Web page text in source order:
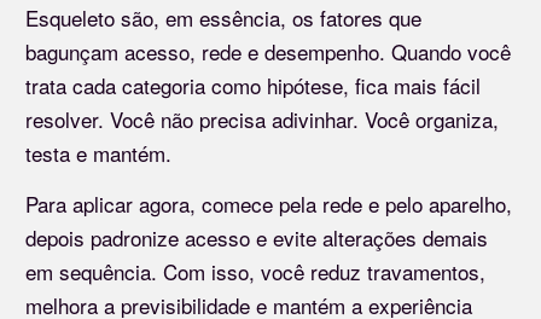
Esqueleto são, em essência, os fatores que
bagunçam acesso, rede e desempenho. Quando você
trata cada categoria como hipótese, fica mais fácil
resolver. Você não precisa adivinhar. Você organiza,
testa e mantém.
Para aplicar agora, comece pela rede e pelo aparelho,
depois padronize acesso e evite alterações demais
em sequência. Com isso, você reduz travamentos,
melhora a previsibilidade e mantém a experiência